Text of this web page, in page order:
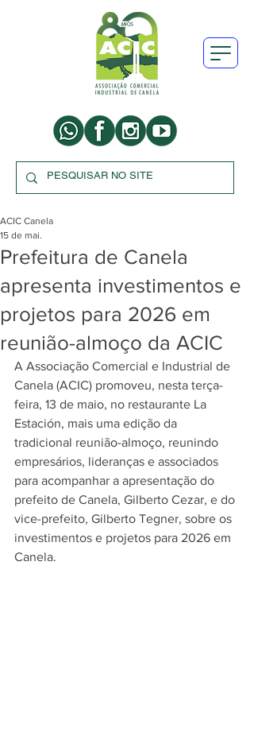
Prefeitura de Canela
apresenta investimentos e
projetos para 2026 em
reunião-almoço da ACIC
ACIC Canela
15 de mai.
A Associação Comercial e Industrial de
Canela (ACIC) promoveu, nesta terça-
feira, 13 de maio, no restaurante La
Estación, mais uma edição da
tradicional reunião-almoço, reunindo
empresários, lideranças e associados
para acompanhar a apresentação do
prefeito de Canela, Gilberto Cezar, e do
vice-prefeito, Gilberto Tegner, sobre os
investimentos e projetos para 2026 em
Canela.